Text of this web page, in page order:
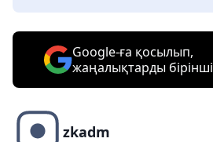
Google-ға қосылып,
жаңалықтарды
zkadm